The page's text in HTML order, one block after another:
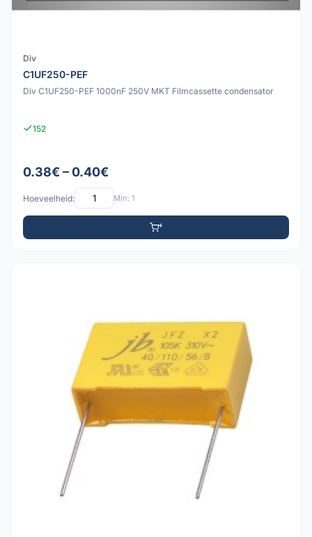
Div
C1UF250-PEF
Div C1UF250-PEF 1000nF 250V MKT Filmcassette condensator
152
0.38€ – 0.40€
Hoeveelheid: Min: 1